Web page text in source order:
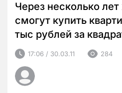
Через несколько
смогут купить
тыс рублей за
17:06 / 30.03.11 284